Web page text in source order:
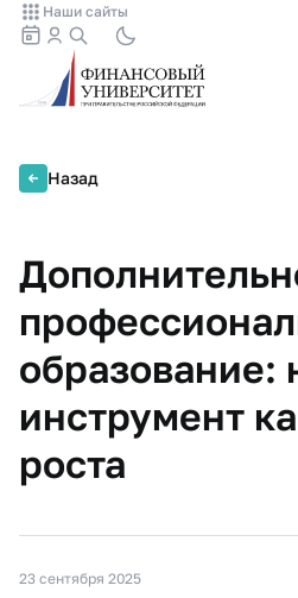
Наши сайты
Назад
образование:
инструмент
роста
23 сентября 2025